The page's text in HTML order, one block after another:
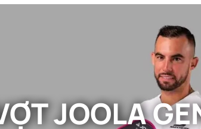
điểm nổi bật của vợt Joola Collin Johns Scorpeus
8.0 oz (trung bình, phù hợp cho cả sức mạnh
JOOLA